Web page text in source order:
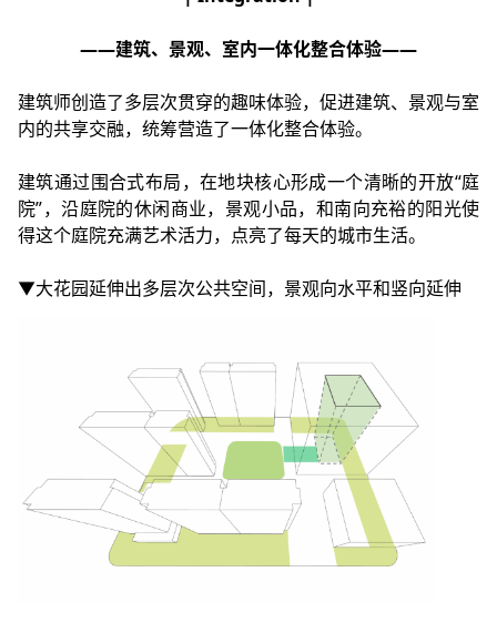
——建筑、景观、室内一体化整合体验——
建筑师创造了多层次贯穿的趣味体验，促进建筑、景观与室
内的共享交融，统筹营造了一体化整合体验。
建筑通过围合式布局，在地块核心形成一个清晰的开放“庭
院”，沿庭院的休闲商业，景观小品，和南向充裕的阳光使
得这个庭院充满艺术活力，点亮了每天的城市生活。
▼大花园延伸出多层次公共空间，景观向水平和竖向延伸